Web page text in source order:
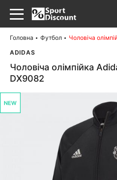
Головна Футбол
Чоловіча
ADIDAS
Чоловіча олімпійка
DX9082